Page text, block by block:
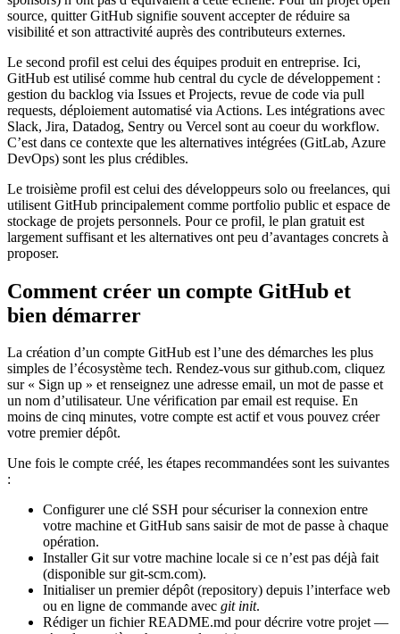
source, quitter GitHub signifie souvent accepter de réduire sa
visibilité et son attractivité auprès des contributeurs externes.
Le second profil est celui des équipes produit en entreprise. Ici,
GitHub est utilisé comme hub central du cycle de développement :
gestion du backlog via Issues et Projects, revue de code via pull
requests, déploiement automatisé via Actions. Les intégrations avec
Slack, Jira, Datadog, Sentry ou Vercel sont au coeur du workflow.
C’est dans ce contexte que les alternatives intégrées (GitLab, Azure
DevOps) sont les plus crédibles.
Le troisième profil est celui des développeurs solo ou freelances, qui
utilisent GitHub principalement comme portfolio public et espace de
stockage de projets personnels. Pour ce profil, le plan gratuit est
largement suffisant et les alternatives ont peu d’avantages concrets à
proposer.
Comment créer un compte GitHub et
bien démarrer
La création d’un compte GitHub est l’une des démarches les plus
simples de l’écosystème tech. Rendez-vous sur github.com, cliquez
sur « Sign up » et renseignez une adresse email, un mot de passe et
un nom d’utilisateur. Une vérification par email est requise. En
moins de cinq minutes, votre compte est actif et vous pouvez créer
votre premier dépôt.
Une fois le compte créé, les étapes recommandées sont les suivantes
:
Configurer une clé SSH pour sécuriser la connexion entre
votre machine et GitHub sans saisir de mot de passe à chaque
opération.
Installer Git sur votre machine locale si ce n’est pas déjà fait
(disponible sur git-scm.com).
Initialiser un premier dépôt (repository) depuis l’interface web
ou en ligne de commande avec git init.
Rédiger un fichier README.md pour décrire votre projet —